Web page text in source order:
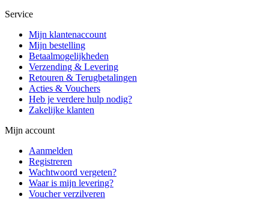
Service
Mijn klantenaccount
Mijn bestelling
Betaalmogelijkheden
Verzending & Levering
Retouren & Terugbetalingen
Acties & Vouchers
Heb je verdere hulp nodig?
Zakelijke klanten
Mijn account
Aanmelden
Registreren
Wachtwoord vergeten?
Waar is mijn levering?
Voucher verzilveren